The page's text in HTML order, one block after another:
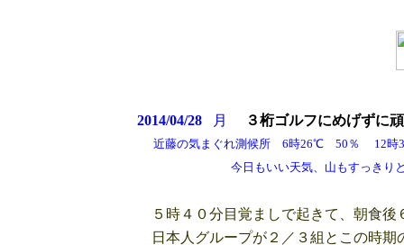
2014/04/28月 ３桁ゴルフにめげずに
近藤の気まぐれ測候所 6時26℃ 50％
今日もいい天気、山もすっきりと見え
５時４０分目覚ましで起きて、朝食後
日本人グループが２／３組とこの時